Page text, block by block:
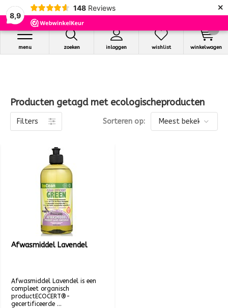
8,9
148 Reviews ×
zoeken inloggen
menu wishlist winkelwagen
Producten getagd met ecologischeproducten
Filters Sorteren op:
Afwasmiddel Lavendel
Afwasmiddel Lavendel is een
compleet organisch
productECOCERT®-
gecertificeerde ...